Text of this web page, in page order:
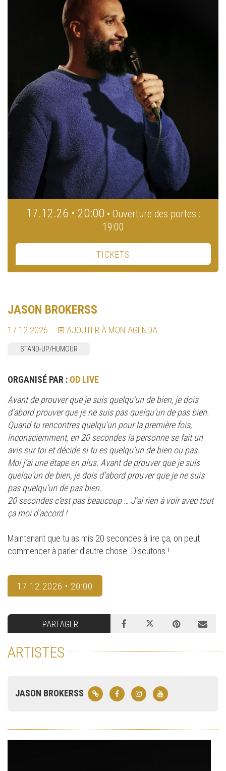
17.12.26 • 20:00 • Ouverture des portes :
19:00
TICKETS
JASON BROKERSS
17.12.2026 AJOUTER À MON AGENDA
STAND-UP/HUMOUR
ORGANISÉ PAR : OD LIVE
Avant de prouver que je suis quelqu’un de bien, je dois
d’abord prouver que je ne suis pas quelqu’un de pas bien.
Quand tu rencontres quelqu’un pour la première fois,
inconsciemment, en 20 secondes la personne se fait un
avis sur toi et décide si tu es quelqu’un de bien ou pas.
Moi j’ai une étape en plus. Avant de prouver que je suis
quelqu’un de bien, je dois d’abord prouver que je ne suis
pas quelqu’un de pas bien.
20 secondes c’est pas beaucoup … J’ai rien à voir avec tout
ça moi d’accord !
Maintenant que tu as mis 20 secondes à lire ça, on peut
commencer à parler d’autre chose. Discutons !
17.12.2026 • 20:00
PARTAGER
ARTISTES
JASON BROKERSS